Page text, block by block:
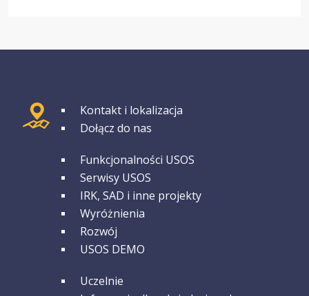
GRUPA 1Kontakt i lokalizacja
Dołącz do nas
GRUPA 2Funkcjonalności USOS
Serwisy USOS
IRK, SAD i inne projekty
Wyróżnienia
Rozwój
USOS DEMO
GRUPA 3Uczelnie